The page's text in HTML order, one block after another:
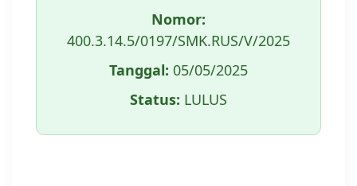
Nomor:
400.3.14.5/0197/SMK.RUS/V/2025
Tanggal: 05/05/2025
Status: LULUS